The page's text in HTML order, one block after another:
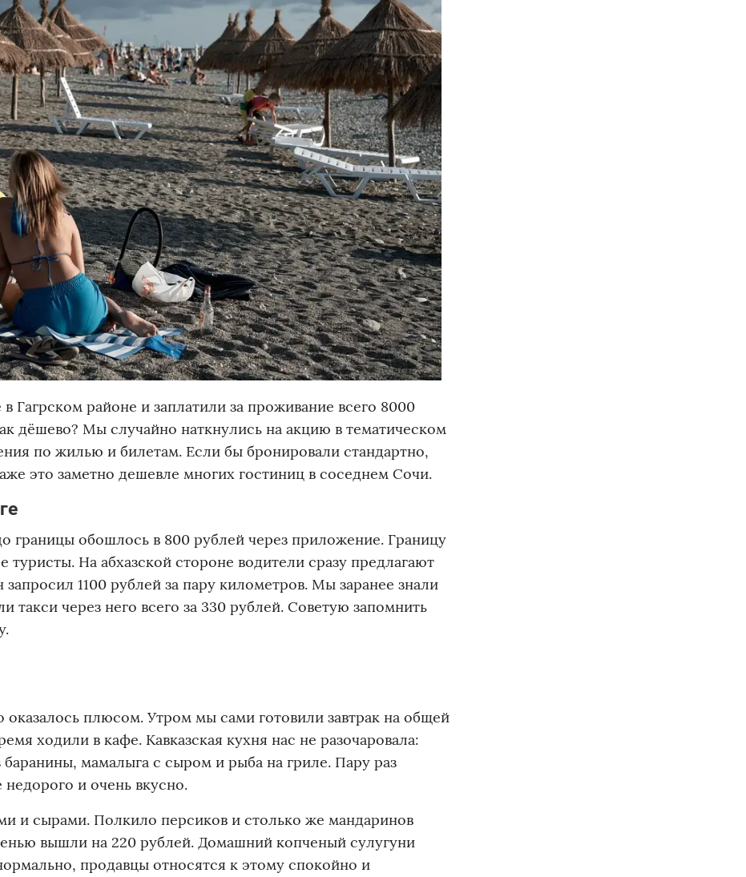
районе и заплатили за проживание всего 8000
дёшево? Мы случайно наткнулись на акцию в тематическом
по жилью и билетам. Если бы бронировали стандартно,
это заметно дешевле многих гостиниц в соседнем Сочи.
границы обошлось в 800 рублей через приложение. Границу
На абхазской стороне водители сразу предлагают
1100 рублей за пару километров. Мы заранее знали
такси через него всего за 330 рублей. Советую запомнить
оказалось плюсом. Утром мы сами готовили завтрак на общей
ходили в кафе. Кавказская кухня нас не разочаровала:
мамалыга с сыром и рыба на гриле. Пару раз
и очень вкусно.
и сырами. Полкило персиков и столько же мандаринов
вышли на 220 рублей. Домашний копченый сулугуни
продавцы относятся к этому спокойно и